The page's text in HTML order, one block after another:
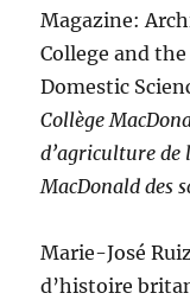
Magazine:
College and
Domestic
Collège
d’agriculture de
MacDonald des
Marie-José
d’histoire